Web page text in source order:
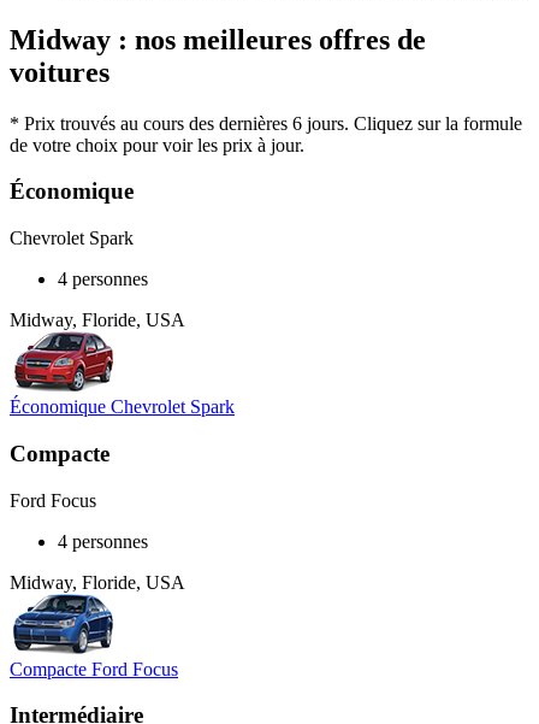
Midway : nos meilleures offres de
voitures
* Prix trouvés au cours des dernières 6 jours. Cliquez sur la formule
de votre choix pour voir les prix à jour.
Économique
Chevrolet Spark
4 personnes
Midway, Floride, USA
Économique Chevrolet Spark
Compacte
Ford Focus
4 personnes
Midway, Floride, USA
Compacte Ford Focus
Intermédiaire